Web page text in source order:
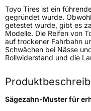
Gewicht (in kg)
5,402 kg
Generelle Merkmale
FahrzeugtypPKW
Verwendung
Modellname
Vario V2 Plus
Toyo Tires ist ein
gegründet wurde.
getestet wurde, gibt es
Modelle. Die Reifen von
auf trockener Fahrbahn
Schwächen bei Nässe
Rollwiderstand und die
Sägezahn-Muster für